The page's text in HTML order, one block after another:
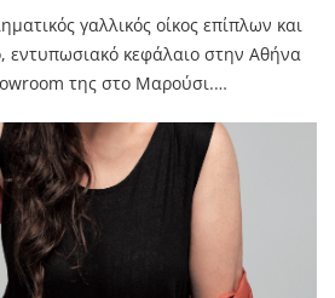
γαλλικός οίκος επίπλων και
εντυπωσιακό κεφάλαιο στην Αθήνα
της στο Μαρούσι.…